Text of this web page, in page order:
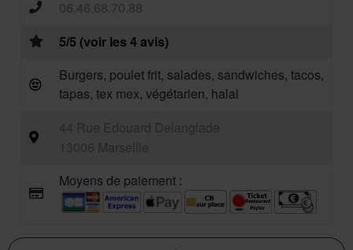
06.46.68.70.88
5/5 (voir les 4 avis)
Burgers, poulet frit, salades, sandwiches, tacos,
tapas, tex mex, végétarien, halal
Moyens de paiement :